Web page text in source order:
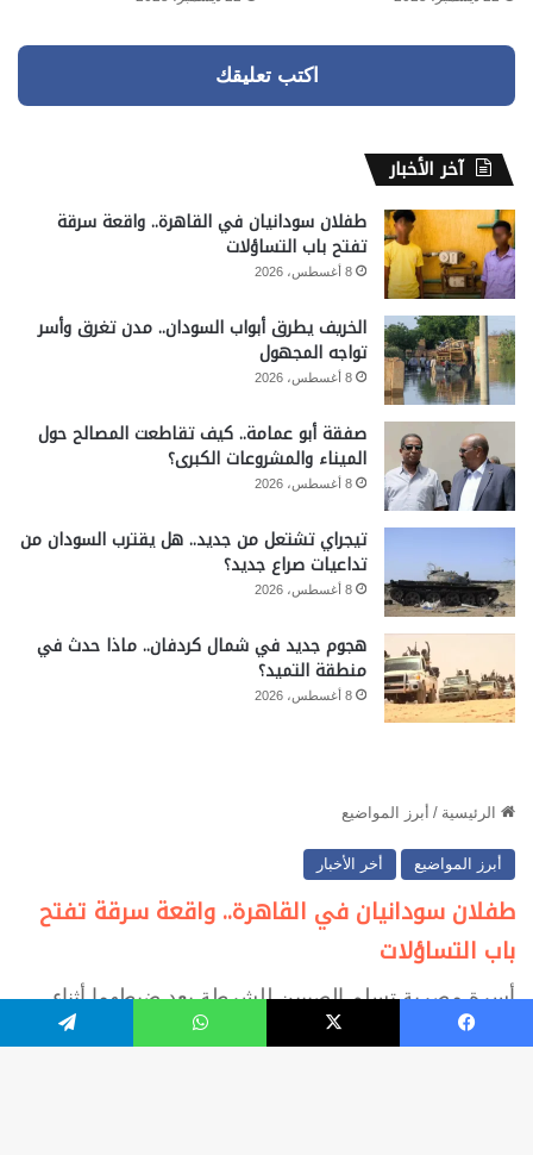
اكتب تعليقك
آخر الأخبار
طفلان سودانيان في القاهرة.. واقعة سرقة
تفتح باب التساؤلات
8 أغسطس، 2026
الخريف يطرق أبواب السودان.. مدن تغرق وأسر
تواجه المجهول
8 أغسطس، 2026
صفقة أبو عمامة.. كيف تقاطعت المصالح حول
الميناء والمشروعات الكبرى؟
8 أغسطس، 2026
تيجراي تشتعل من جديد.. هل يقترب السودان من
تداعيات صراع جديد؟
8 أغسطس، 2026
هجوم جديد في شمال كردفان.. ماذا حدث في
منطقة التميد؟
8 أغسطس، 2026
فيسبوك ‫X واتساب تيلقرام